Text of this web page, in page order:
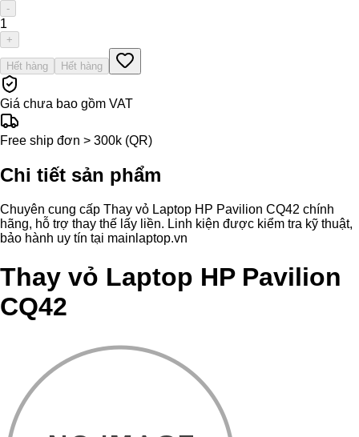
-
1
+
Hết hàng Hết hàng
Giá chưa bao gồm VAT
Free ship đơn > 300k (QR)
Chi tiết sản phẩm
Chuyên cung cấp Thay vỏ Laptop HP Pavilion CQ42 chính
hãng, hỗ trợ thay thế lấy liền. Linh kiện được kiểm tra kỹ thuật,
bảo hành uy tín tại mainlaptop.vn
Thay vỏ Laptop HP Pavilion
CQ42